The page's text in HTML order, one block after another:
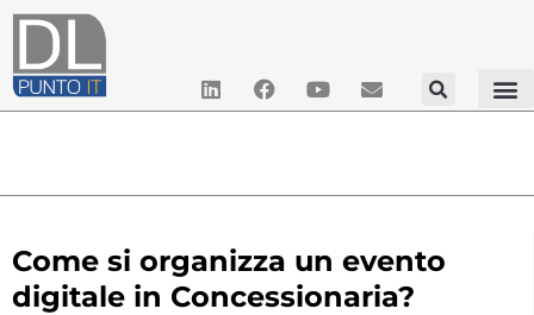
Come si organizza un evento
digitale in Concessionaria?